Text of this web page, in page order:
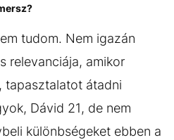
tudom. Nem igazán
relevanciája, amikor
tapasztalatot átadni
Dávid 21, de nem
különbségeket ebben a